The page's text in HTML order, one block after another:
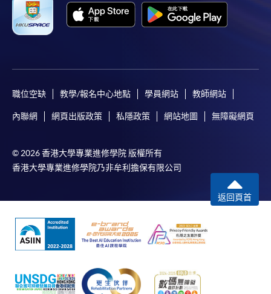
職位空缺 教學/報名中心地點 學員網站 教師網站
內聯網 網頁出版政策 私隱政策 網站地圖 無障礙網頁
© 2026 香港大學專業進修學院 版權所有
香港大學專業進修學院乃非牟利擔保有限公司
返回頁首